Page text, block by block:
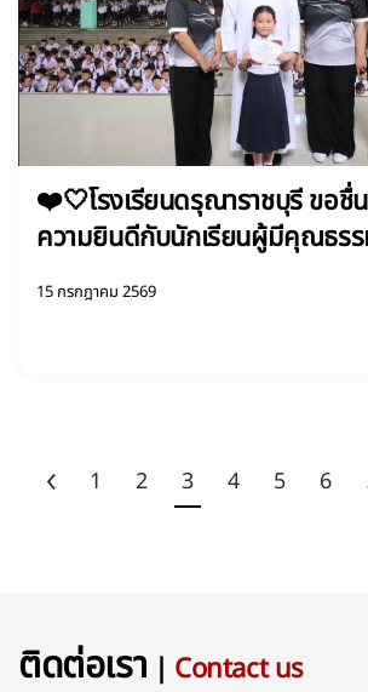
❤️🤍โรงเรียนดรุณาราชบุรี ขอชื่
ความยินดีกับนักเรียนผู้มีคุณธร
15 กรกฎาคม 2569
1 2 3 4 5 6
ติดต่อเรา | Contact us